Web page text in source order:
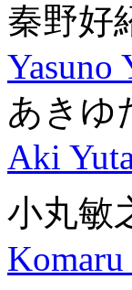
秦野好
Yasuno
あきゆ
Aki
小丸敏